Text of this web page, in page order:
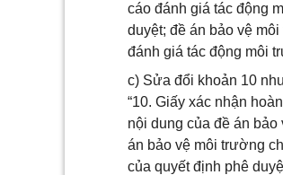
cáo đánh giá tác động
duyệt; đề án bảo vệ
đánh giá tác động môi
c) Sửa đổi khoản 10
“10. Giấy xác nhận
nội dung của đề án
án bảo vệ môi trường
của quyết định phê